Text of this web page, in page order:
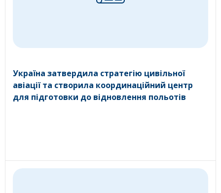
Україна затвердила стратегію цивільної
авіації та створила координаційний центр
для підготовки до відновлення польотів